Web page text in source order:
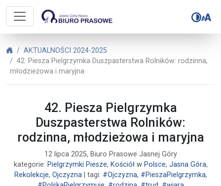
Biuro Prasowe Jasnej Góry – 42.
Biuro Prasowe Jasnej Góry
AKTUALNOŚCI 2024-2025
42. Piesza Pielgrzymka Duszpasterstwa Rolników: rodzinna,
młodzieżowa i maryjna
42. Piesza Pielgrzymka
Duszpasterstwa Rolników:
rodzinna, młodzieżowa i maryjna
12 lipca 2025, Biuro Prasowe Jasnej Góry
kategorie: Pielgrzymki Piesze, Kościół w Polsce, Jasna Góra,
Rekolekcje, Ojczyzna| tagi: #Ojczyzna, #PieszaPielgrzymka,